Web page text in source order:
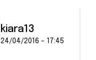
kiara13
24/04/2016 - 17:45